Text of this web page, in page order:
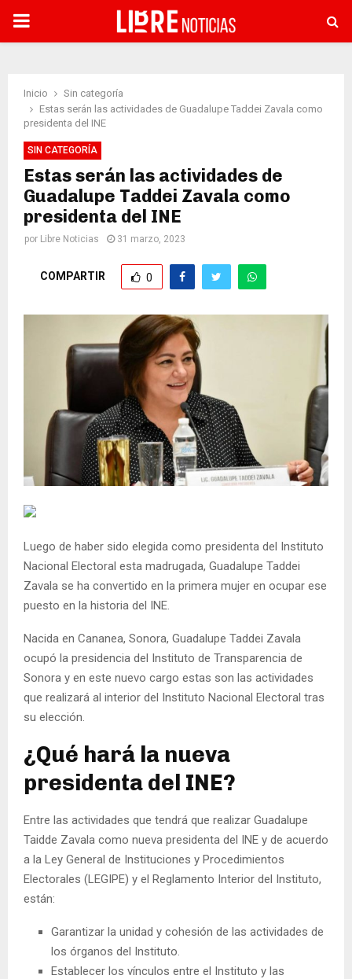
PRIMARY
Inicio
Sin categoría
Estas serán las actividades de Guadalupe Taddei Zavala como
presidenta del INE
SIN CATEGORÍA
Estas serán las actividades de
Guadalupe Taddei Zavala como
presidenta del INE
por Libre Noticias 31 marzo, 2023
COMPARTIR 0
Luego de haber sido elegida como presidenta del Instituto
Nacional Electoral esta madrugada, Guadalupe Taddei
Zavala se ha convertido en la primera mujer en ocupar ese
puesto en la historia del INE.
Nacida en Cananea, Sonora, Guadalupe Taddei Zavala
ocupó la presidencia del Instituto de Transparencia de
Sonora y en este nuevo cargo estas son las actividades
que realizará al interior del Instituto Nacional Electoral tras
su elección.
¿Qué hará la nueva
presidenta del INE?
Entre las actividades que tendrá que realizar Guadalupe
Taidde Zavala como nueva presidenta del INE y de acuerdo
a la Ley General de Instituciones y Procedimientos
Electorales (LEGIPE) y el Reglamento Interior del Instituto,
están:
Garantizar la unidad y cohesión de las actividades de
los órganos del Instituto.
Establecer los vínculos entre el Instituto y las